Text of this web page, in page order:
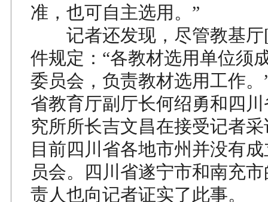
准，也可自主选用。”
记者还发现，尽管教基厅
件规定：“各教材选用单位须
委员会，负责教材选用工作
省教育厅副厅长何绍勇和四
究所所长吉文昌在接受记者
目前四川省各地市州并没有
员会。四川省遂宁市和南充
责人也向记者证实了此事。